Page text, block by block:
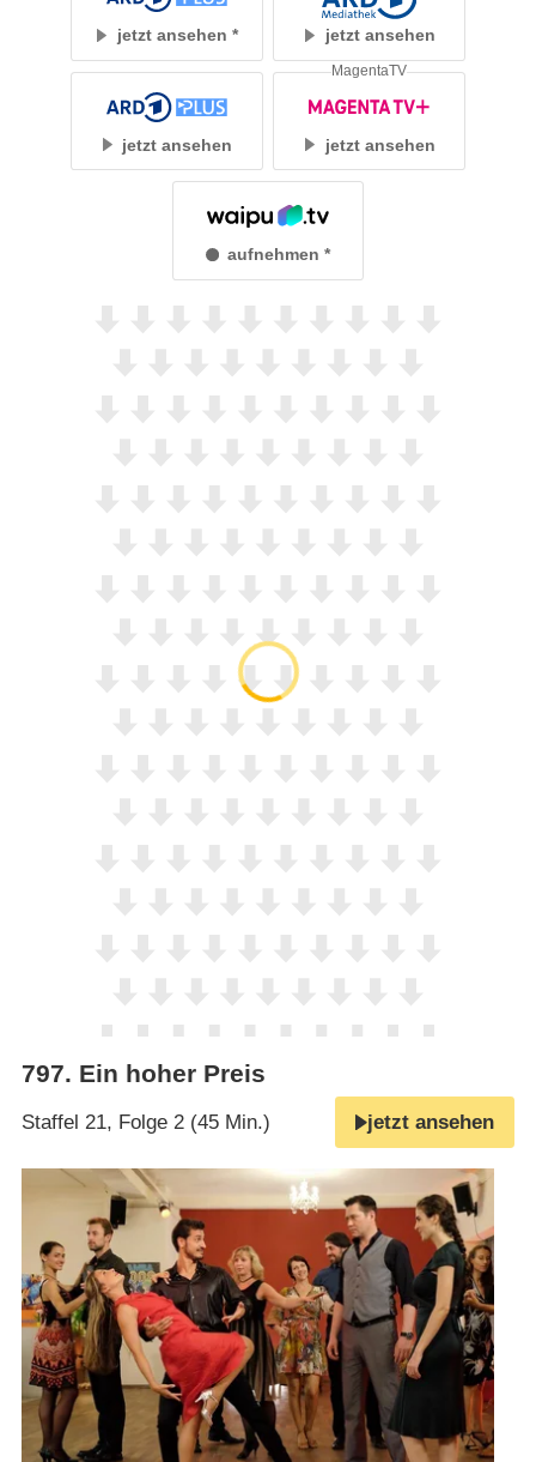
jetzt ansehen jetzt ansehen
jetzt ansehen jetzt ansehen
MagentaTV
aufnehmen
797. Ein hoher Preis
Staffel 21, Folge 2 (45 Min.) jetzt ansehen